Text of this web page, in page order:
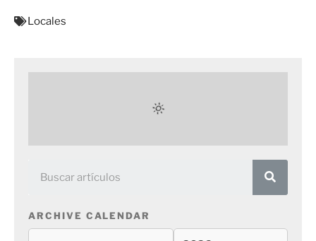
Locales
ARCHIVE CALENDAR